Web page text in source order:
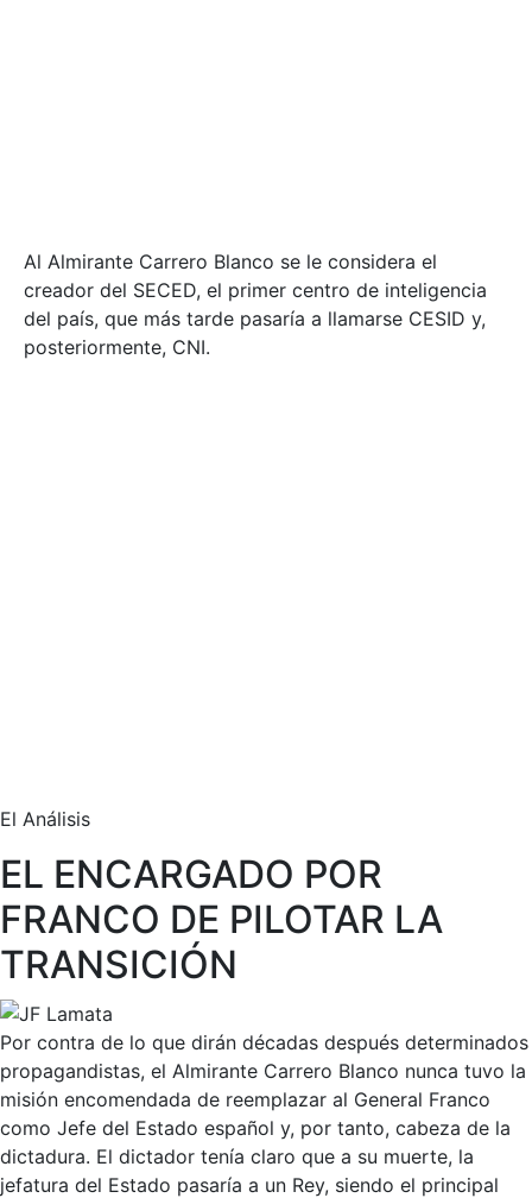
Al Almirante Carrero Blanco se le considera el
creador del SECED, el primer centro de inteligencia
del país, que más tarde pasaría a llamarse CESID y,
posteriormente, CNI.
El Análisis
EL ENCARGADO POR
FRANCO DE PILOTAR LA
TRANSICIÓN
Por contra de lo que dirán décadas después determinados
propagandistas, el Almirante Carrero Blanco nunca tuvo la
misión encomendada de reemplazar al General Franco
como Jefe del Estado español y, por tanto, cabeza de la
dictadura. El dictador tenía claro que a su muerte, la
jefatura del Estado pasaría a un Rey, siendo el principal